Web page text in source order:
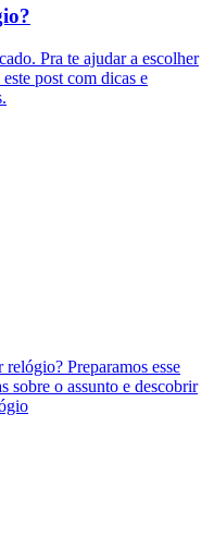
Pra te ajudar a escolher
post com dicas e
Preparamos esse
sobre o assunto e descobrir